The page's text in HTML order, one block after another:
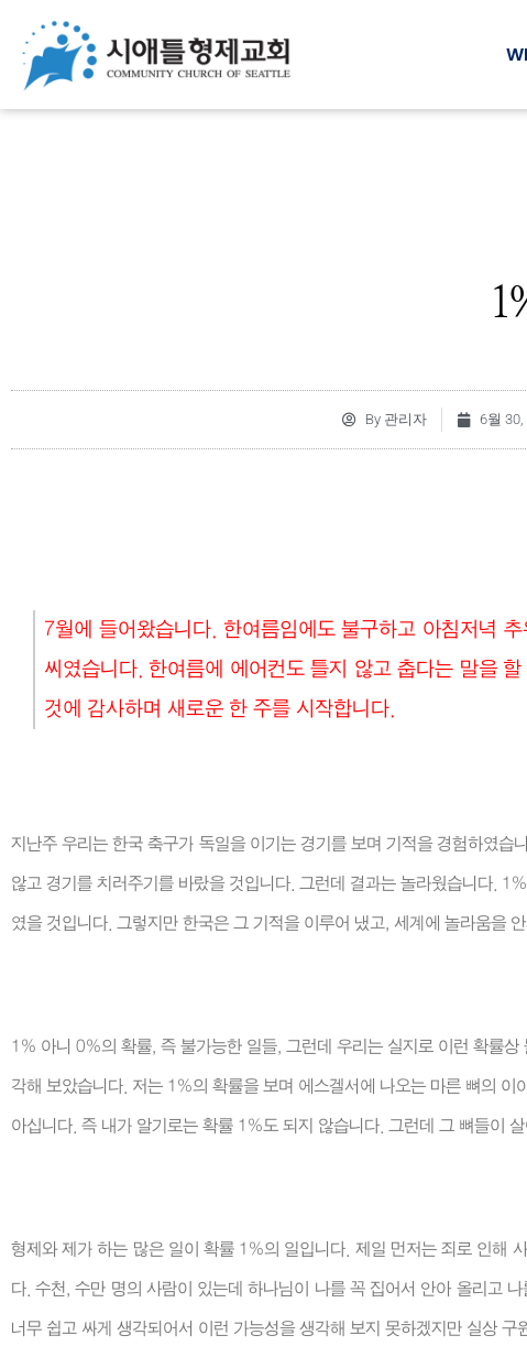
By 관리자 6월 30,
7월에 들어왔습니다. 한여름임에도 불구하고 아침저녁
씨였습니다. 한여름에 에어컨도 틀지 않고 춥다는 말을
것에 감사하며 새로운 한 주를 시작합니다.
지난주 우리는 한국 축구가 독일을 이기는 경기를 보며 기적을 경험하였
않고 경기를 치러주기를 바랐을 것입니다. 그런데 결과는 놀라웠습니다.
였을 것입니다. 그렇지만 한국은 그 기적을 이루어 냈고, 세계에 놀라움을
1% 아니 0%의 확률, 즉 불가능한 일들, 그런데 우리는 실지로 이런 확률
각해 보았습니다. 저는 1%의 확률을 보며 에스겔서에 나오는 마른 뼈의
아십니다. 즉 내가 알기로는 확률 1%도 되지 않습니다. 그런데 그 뼈들이
형제와 제가 하는 많은 일이 확률 1%의 일입니다. 제일 먼저는 죄로 인해
다. 수천, 수만 명의 사람이 있는데 하나님이 나를 꼭 집어서 안아 올리고
너무 쉽고 싸게 생각되어서 이런 가능성을 생각해 보지 못하겠지만 실상 구